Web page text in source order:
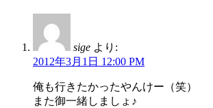
sige より:
2012年3月1日 12:00 PM
俺も行きたかったやんけー（笑）
また御一緒しましょ♪